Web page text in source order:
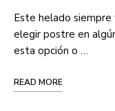
Este helado
elegir postre en
esta opción o …
READ MORE